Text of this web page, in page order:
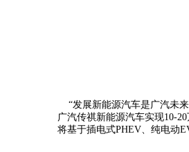
“发展新能源汽车是广汽未来
广汽传祺新能源汽车实现10-
将基于插电式PHEV、纯电动